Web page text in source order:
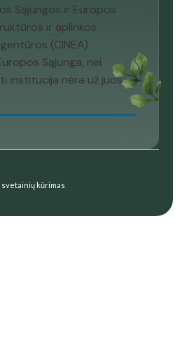
Sąjungos ir Europos
ir aplinkos
(CINEA)
Sąjunga, nei
institucija nėra už juos
kūrimas